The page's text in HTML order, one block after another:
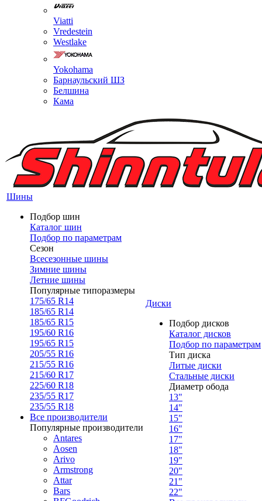
Viatti
Vredestein
Westlake
Yokohama
Барнаульский ШЗ
Белшина
Кама
Шины
Подбор шин
Каталог шин
Подбор по параметрам
Сезон
Всесезонные шины
Зимние шины
Летние шины
Популярные типоразмеры
175/65 R14
185/65 R14
185/65 R15
195/60 R16
195/65 R15
205/55 R16
215/55 R16
215/60 R17
225/60 R18
235/55 R17
235/55 R18
Все производители
Популярные производители
Antares
Aosen
Arivo
Armstrong
Attar
Bars
Диски
Подбор дисков
Каталог дисков
Подбор по параметрам
Тип диска
Литые диски
Стальные диски
Диаметр обода
13"
14"
15"
16"
17"
18"
19"
20"
21"
22"